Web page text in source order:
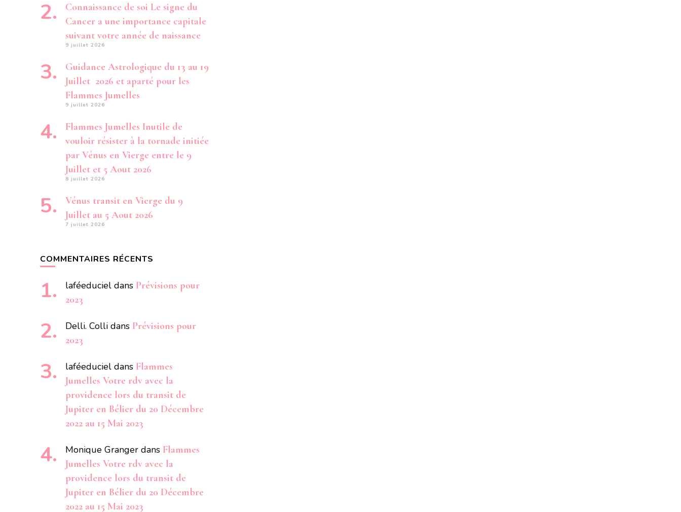
Connaissance de soi Le signe du
Cancer a une importance capitale
suivant votre année de naissance
9 juillet 2026
Guidance Astrologique du 13 au 19
Juillet 2026 et aparté pour les
Flammes Jumelles
9 juillet 2026
Flammes Jumelles Inutile de
vouloir résister à la tornade initiée
par Vénus en Vierge entre le 9
Juillet et 5 Aout 2026
8 juillet 2026
Vénus transit en Vierge du 9
Juillet au 5 Aout 2026
7 juillet 2026
COMMENTAIRES RÉCENTS
laféeduciel dans Prévisions pour
2023
Delli. Colli dans Prévisions pour
2023
laféeduciel dans Flammes
Jumelles Votre rdv avec la
providence lors du transit de
Jupiter en Bélier du 20 Décembre
2022 au 15 Mai 2023
Monique Granger dans Flammes
Jumelles Votre rdv avec la
providence lors du transit de
Jupiter en Bélier du 20 Décembre
2022 au 15 Mai 2023